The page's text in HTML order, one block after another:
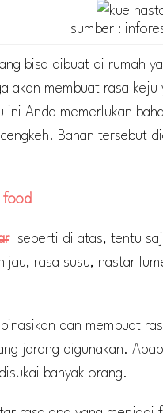
sumber :
bisa dibuat di rumah
akan membuat rasa
ini Anda memerlukan
Bahan tersebut
food
seperti di atas, tentu
rasa susu, nastar
dan membuat
jarang digunakan.
banyak orang.